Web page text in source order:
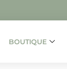
BOUTIQUE